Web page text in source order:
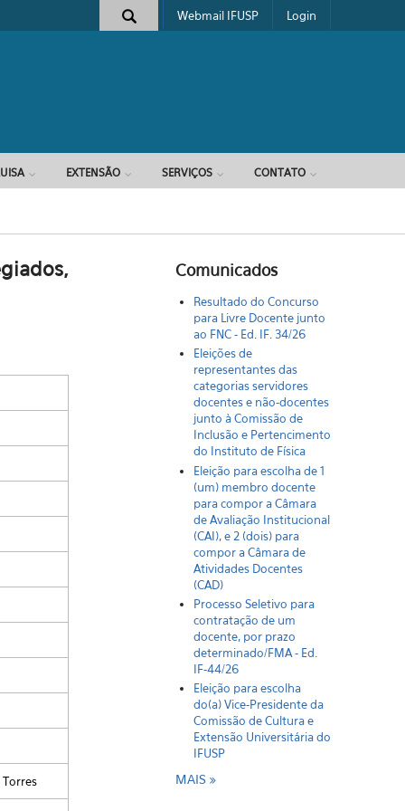
busca
Webmail IFUSP Login
EXTENSÃO SERVIÇOS CONTATO
Comunicados
Resultado do Concurso
para Livre Docente junto
ao FNC - Ed. IF. 34/26
Eleições de
representantes das
categorias servidores
docentes e não-docentes
junto à Comissão de
Inclusão e Pertencimento
do Instituto de Física
Eleição para escolha de 1
(um) membro docente
para compor a Câmara
de Avaliação Institucional
(CAI), e 2 (dois) para
compor a Câmara de
Atividades Docentes
(CAD)
Processo Seletivo para
contratação de um
docente, por prazo
determinado/FMA - Ed.
IF-44/26
Eleição para escolha
do(a) Vice-Presidente da
Comissão de Cultura e
Extensão Universitária do
IFUSP
MAIS